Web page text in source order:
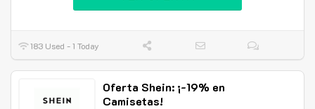
183 Used - 1 Today
Oferta Shein: ¡-19% en
Camisetas!